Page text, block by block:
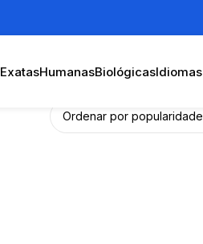
ExatasHumanasBiológicasIdiomas